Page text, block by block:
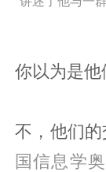
你以为是他
不，他们
国信息学奥